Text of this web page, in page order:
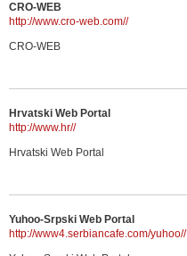
CRO-WEB
http://www.cro-web.com//
CRO-WEB
Hrvatski Web Portal
http://www.hr//
Hrvatski Web Portal
Yuhoo-Srpski Web Portal
http://www4.serbiancafe.com/yuhoo//